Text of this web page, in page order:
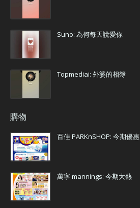
Suno: 為何每天說愛你
Topmediai: 外婆的相簿
購物
百佳 PARKnSHOP: 今期優惠
萬寧 mannings: 今期大熱